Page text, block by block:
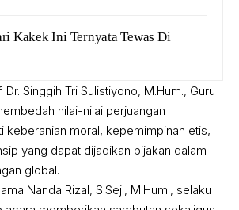
Kakek Ini Ternyata Tewas Di
Dr. Singgih Tri Sulistiyono, M.Hum., Guru
nilai-nilai perjuangan
keberanian moral, kepemimpinan etis,
yang dapat dijadikan pijakan dalam
global.
Nanda Rizal, S.Sej., M.Hum., selaku